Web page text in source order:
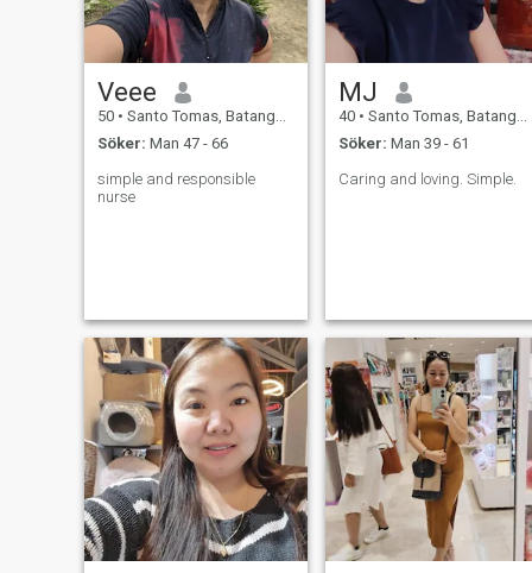
Veee
50 • Santo Tomas, Batangas, Filippinerna
Söker: Man 47 - 66
simple and responsible
nurse
MJ
40 • Santo Tomas, Batangas, Filippinerna
Söker: Man 39 - 61
Caring and loving. Simple.